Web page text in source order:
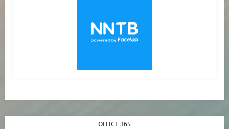
OFFICE 365